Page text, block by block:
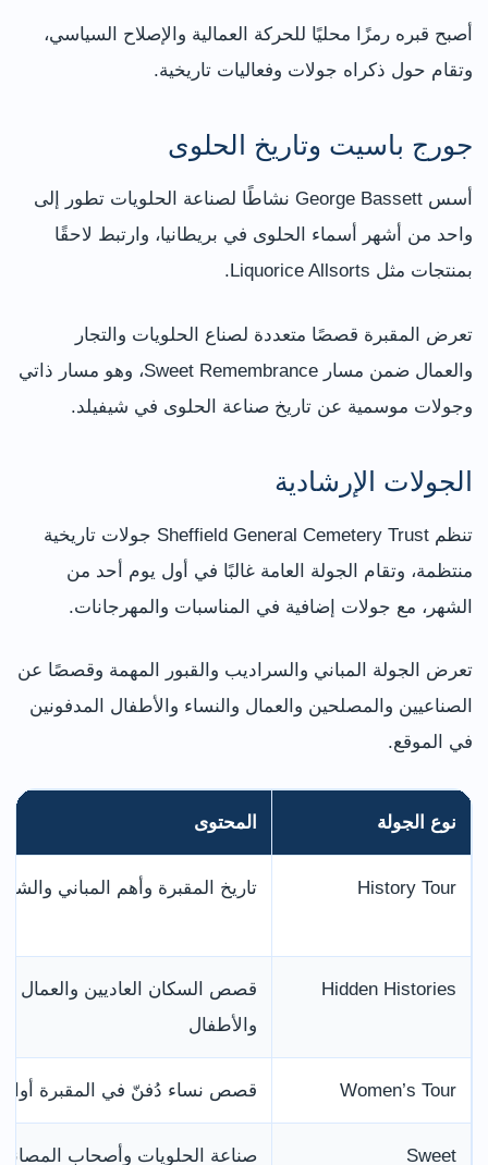
أصبح قبره رمزًا محليًا للحركة العمالية والإصلاح السياسي،
وتقام حول ذكراه جولات وفعاليات تاريخية.
جورج باسيت وتاريخ الحلوى
أسس George Bassett نشاطًا لصناعة الحلويات تطور إلى
واحد من أشهر أسماء الحلوى في بريطانيا، وارتبط لاحقًا
بمنتجات مثل Liquorice Allsorts.
تعرض المقبرة قصصًا متعددة لصناع الحلويات والتجار
والعمال ضمن مسار Sweet Remembrance، وهو مسار ذاتي
وجولات موسمية عن تاريخ صناعة الحلوى في شيفيلد.
الجولات الإرشادية
تنظم Sheffield General Cemetery Trust جولات تاريخية
منتظمة، وتقام الجولة العامة غالبًا في أول يوم أحد من
الشهر، مع جولات إضافية في المناسبات والمهرجانات.
تعرض الجولة المباني والسراديب والقبور المهمة وقصصًا عن
الصناعيين والمصلحين والعمال والنساء والأطفال المدفونين
في الموقع.
نوع الجولة المحتوى
History Tour تاريخ المقبرة وأهم المباني
Hidden Histories
قصص السكان العاديين والعمال
والأطفال
Women’s Tour قصص نساء دُفنّ في المقبرة
Sweet
صناعة الحلويات وأصحاب المصانع